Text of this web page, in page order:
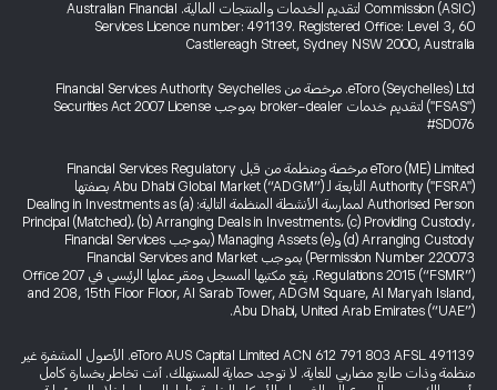
Commission (ASIC) لتقديم الخدمات والمنتجات المالية. Australian Financial
Services Licence number: 491139. Registered Office: Level 3, 60
Castlereagh Street, Sydney NSW 2000, Australia
eToro (Seychelles) Ltd. مرخصة من Financial Services Authority Seychelles
("FSAS") لتقديم خدمات broker-dealer بموجب Securities Act 2007 License
#SD076
eToro (ME) Limited مرخصة ومنظمة من قبل Financial Services Regulatory
Authority ("FSRA") التابعة لـ Abu Dhabi Global Market (“ADGM”) بصفتها
Authorised Person لممارسة الأنشطة المنظمة التالية: (a) Dealing in Investments as
Principal (Matched)، (b) Arranging Deals in Investments، (c) Providing Custody،
(d) Arranging Custody و(e) Managing Assets (بموجب Financial Services
Permission Number 220073) بموجب Financial Services and Market
Regulations 2015 (“FSMR”). يقع مكتبها المسجل ومقر عملها الرئيسي في Office 207
and 208, 15th Floor Floor, Al Sarab Tower, ADGM Square, Al Maryah Island,
Abu Dhabi, United Arab Emirates (“UAE”).
eToro AUS Capital Limited ACN 612 791 803 AFSL 491139. الأصول المشفرة غير
منظمة وذات طابع مضاربي للغاية. لا توجد حماية للمستهلك. أنت تخاطر بخسارة كامل